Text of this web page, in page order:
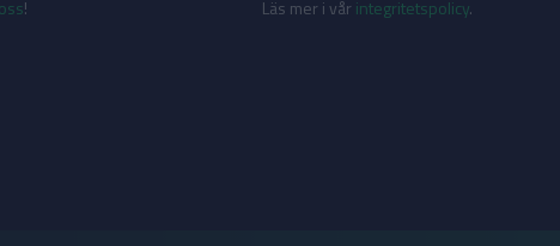
!
Läs mer i vår integritetspolicy.